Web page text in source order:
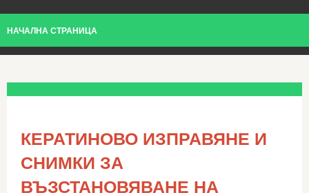
НАЧАЛНА СТРАНИЦА
КЕРАТИНОВО ИЗПРАВЯНЕ И
СНИМКИ ЗА
ВЪЗСТАНОВЯВАНЕ НА